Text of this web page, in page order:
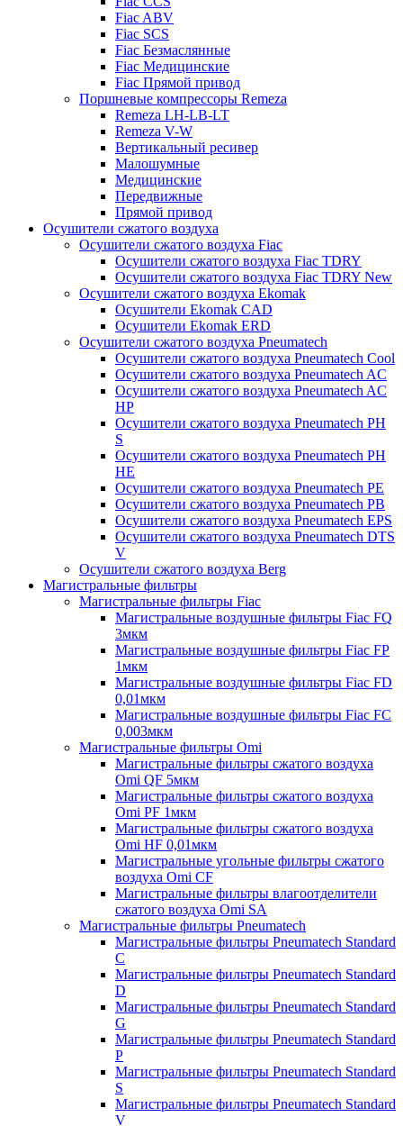
Fiac ABV
Fiac SCS
Fiac Безмаслянные
Fiac Медицинские
Fiac Прямой привод
Поршневые компрессоры Remeza
Remeza LH-LB-LT
Remeza V-W
Вертикальный ресивер
Малошумные
Медицинские
Передвижные
Прямой привод
Осушители сжатого воздуха
Осушители сжатого воздуха Fiac
Осушители сжатого воздуха Fiac TDRY
Осушители сжатого воздуха Fiac TDRY New
Осушители сжатого воздуха Ekomak
Осушители Ekomak CAD
Осушители Ekomak ERD
Осушители сжатого воздуха Pneumatech
Осушители сжатого воздуха Pneumatech Cool
Осушители сжатого воздуха Pneumatech AC
Осушители сжатого воздуха Pneumatech AC
HP
Осушители сжатого воздуха Pneumatech PH
S
Осушители сжатого воздуха Pneumatech PH
HE
Осушители сжатого воздуха Pneumatech PE
Осушители сжатого воздуха Pneumatech PB
Осушители сжатого воздуха Pneumatech EPS
Осушители сжатого воздуха Pneumatech DTS
V
Осушители сжатого воздуха Berg
Магистральные фильтры
Магистральные фильтры Fiac
Магистральные воздушные фильтры Fiac FQ
3мкм
Магистральные воздушные фильтры Fiac FP
1мкм
Магистральные воздушные фильтры Fiac FD
0,01мкм
Магистральные воздушные фильтры Fiac FC
0,003мкм
Магистральные фильтры Omi
Магистральные фильтры сжатого воздуха
Omi QF 5мкм
Магистральные фильтры сжатого воздуха
Omi PF 1мкм
Магистральные фильтры сжатого воздуха
Omi HF 0,01мкм
Магистральные угольные фильтры сжатого
воздуха Omi CF
Магистральные фильтры влагоотделители
сжатого воздуха Omi SA
Магистральные фильтры Pneumatech
Магистральные фильтры Pneumatech Standard
C
Магистральные фильтры Pneumatech Standard
D
Магистральные фильтры Pneumatech Standard
G
Магистральные фильтры Pneumatech Standard
P
Магистральные фильтры Pneumatech Standard
S
Магистральные фильтры Pneumatech Standard
V